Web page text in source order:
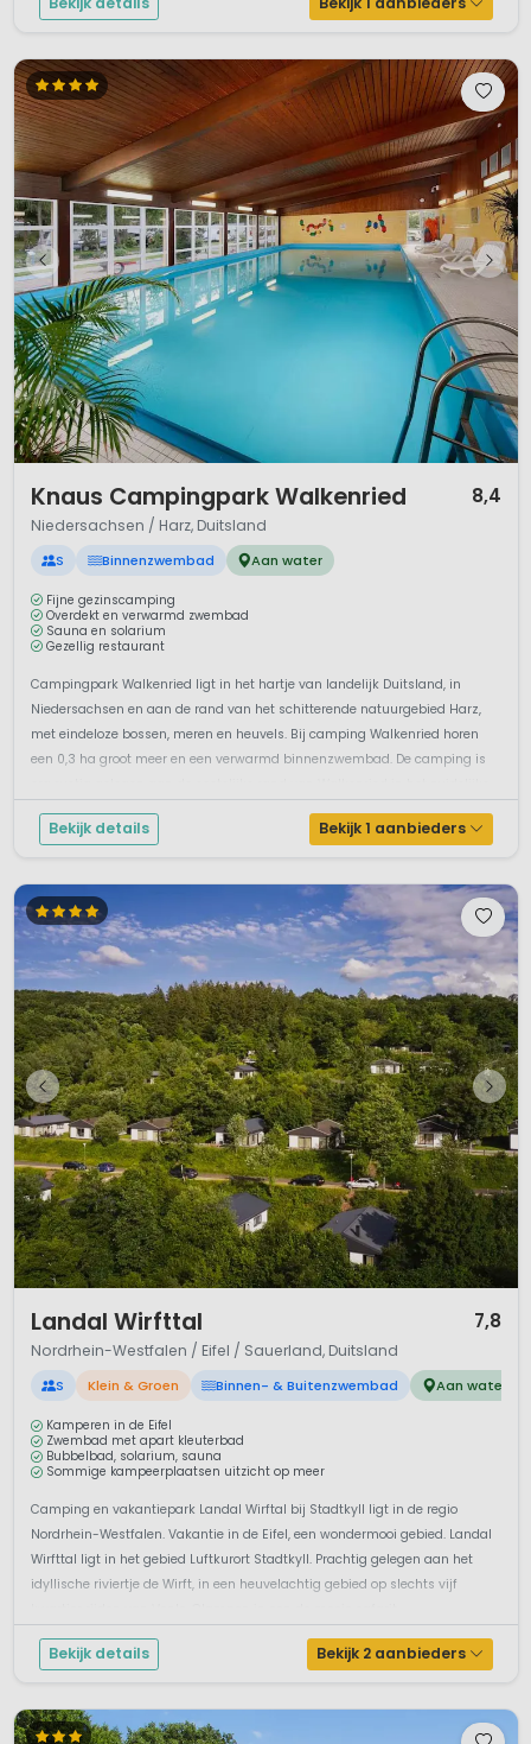
Knaus Campingpark Walkenried 8,4
Niedersachsen / Harz, Duitsland
S Binnenzwembad Aan water
Fijne gezinscamping
Overdekt en verwarmd zwembad
Sauna en solarium
Gezellig restaurant
Campingpark Walkenried ligt in het hartje van landelijk Duitsland, in
Niedersachsen en aan de rand van het schitterende natuurgebied Harz,
met eindeloze bossen, meren en heuvels. Bij camping Walkenried horen
een 0,3 ha groot meer en een verwarmd binnenzwembad. De camping is
Bekijk details Bekijk 1 aanbieders
Landal Wirfttal 7,8
Nordrhein-Westfalen / Eifel / Sauerland, Duitsland
S Klein & Groen Binnen- & Buitenzwembad Aan water
Kamperen in de Eifel
Zwembad met apart kleuterbad
Bubbelbad, solarium, sauna
Sommige kampeerplaatsen uitzicht op meer
Camping en vakantiepark Landal Wirftal bij Stadtkyll ligt in de regio
Nordrhein-Westfalen. Vakantie in de Eifel, een wondermooi gebied. Landal
Wirfttal ligt in het gebied Luftkurort Stadtkyll. Prachtig gelegen aan het
idyllische riviertje de Wirft, in een heuvelachtig gebied op slechts vijf
Bekijk details Bekijk 2 aanbieders